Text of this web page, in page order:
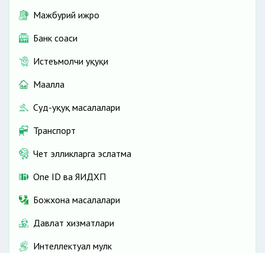
Мажбурий ижро
Банк соҳаси
Истеъмолчи ҳуқуқи
Маҳалла
Суд-ҳуқуқ масалалари
Транспорт
Чет элликларга эслатма
One ID ва ЯИДХП
Божхона масалалари
Давлат хизматлари
Интеллектуал мулк